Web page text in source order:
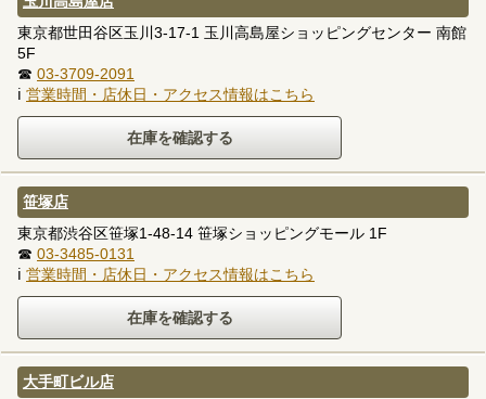
東京都世田谷区玉川3-17-1 玉川高島屋ショッピングセンター 南館
5F
☎ 03-3709-2091
ℹ 営業時間・店休日・アクセス情報はこちら
笹塚店
東京都渋谷区笹塚1-48-14 笹塚ショッピングモール 1F
☎ 03-3485-0131
ℹ 営業時間・店休日・アクセス情報はこちら
大手町ビル店